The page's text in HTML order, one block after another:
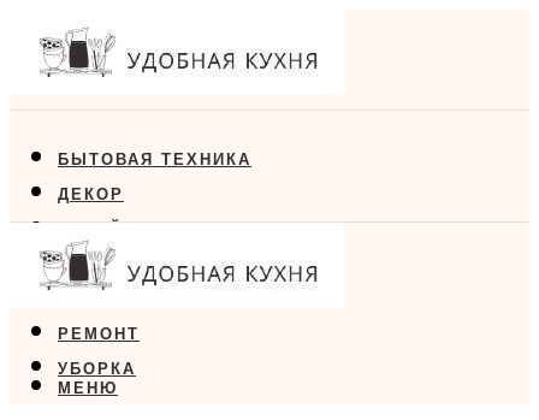
БЫТОВАЯ ТЕХНИКА
ДЕКОР
ДИЗАЙН
ЕДА
РЕМОНТ
УБОРКА
МЕНЮ